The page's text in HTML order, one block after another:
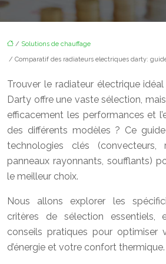
/ Solutions de chauffage
/ Comparatif des radiateurs electriques darty:
Trouver le radiateur électrique
Darty offre une vaste sélection,
efficacement les performances et
des différents modèles ? Ce
technologies clés (convecteurs,
panneaux rayonnants, soufflants)
le meilleur choix.
Nous allons explorer les
critères de sélection essentiels,
conseils pratiques pour optimiser
d’énergie et votre confort thermique.